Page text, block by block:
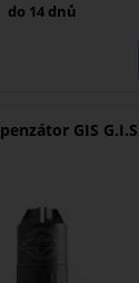
do 14 dnů
GIS